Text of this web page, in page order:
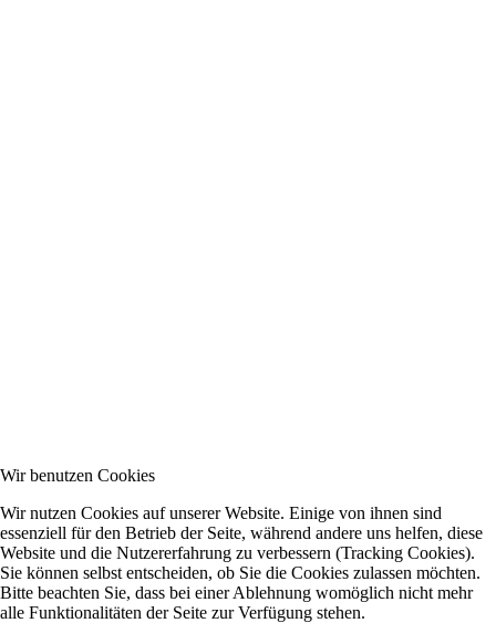
Wir benutzen Cookies
Wir nutzen Cookies auf unserer Website. Einige von ihnen sind
essenziell für den Betrieb der Seite, während andere uns helfen, diese
Website und die Nutzererfahrung zu verbessern (Tracking Cookies).
Sie können selbst entscheiden, ob Sie die Cookies zulassen möchten.
Bitte beachten Sie, dass bei einer Ablehnung womöglich nicht mehr
alle Funktionalitäten der Seite zur Verfügung stehen.